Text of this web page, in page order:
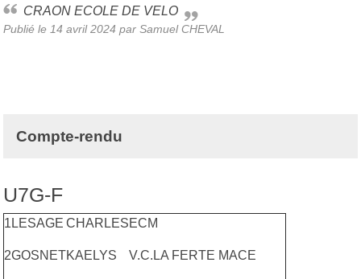
CRAON ECOLE DE VELO
Publié le 14 avril 2024 par Samuel CHEVAL
Compte-rendu
U7G-F
1 LESAGE CHARLESECM
2GOSNETKAELYS V.C.LA FERTE MACE